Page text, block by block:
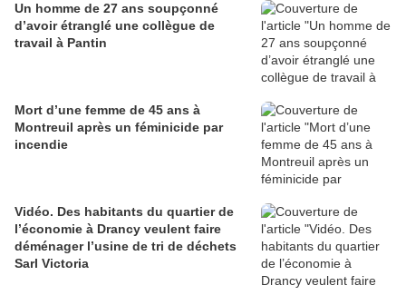
Un homme de 27 ans soupçonné
d’avoir étranglé une collègue de
travail à Pantin
Mort d’une femme de 45 ans à
Montreuil après un féminicide par
incendie
Vidéo. Des habitants du quartier de
l’économie à Drancy veulent faire
déménager l’usine de tri de déchets
Sarl Victoria